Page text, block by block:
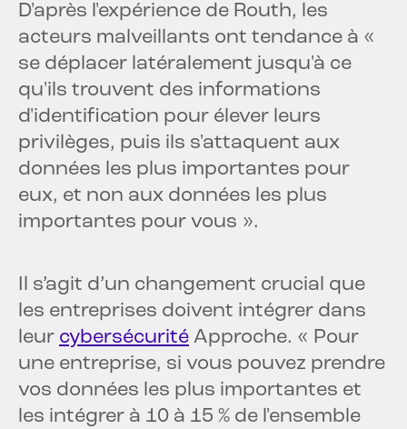
D'après l'expérience de Routh, les
acteurs malveillants ont tendance à «
se déplacer latéralement jusqu'à ce
qu'ils trouvent des informations
d'identification pour élever leurs
privilèges, puis ils s'attaquent aux
données les plus importantes pour
eux, et non aux données les plus
importantes pour vous ».
Il s’agit d’un changement crucial que
les entreprises doivent intégrer dans
leur cybersécurité Approche. « Pour
une entreprise, si vous pouvez prendre
vos données les plus importantes et
les intégrer à 10 à 15 % de l'ensemble